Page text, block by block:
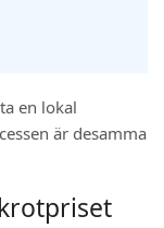
en lokal
är desamma